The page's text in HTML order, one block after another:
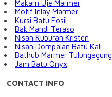
Makam Uje Marmer
Motif Inlay Marmer
Kursi Batu Fosil
Bak Mandi Teraso
Nisan Kuburan Kristen
Nisan Dompalan Batu Kali
Bathub Marmer Tulungagung
Jam Batu Onyx
CONTACT INFO